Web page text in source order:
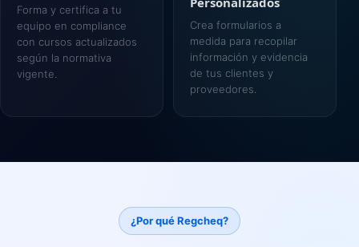
Forma y certifica a tu
equipo en compliance
con cursos actualizados
según la normativa
vigente.
Crea formularios a
medida para recopilar
información y evidencia
de tus clientes y
proveedores.
¿Por qué Regcheq?